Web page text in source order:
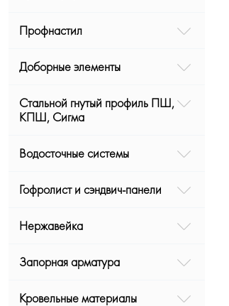
Профнастил
Доборные элементы
Стальной гнутый профиль ПШ,
КПШ, Сигма
Водосточные системы
Гофролист и сэндвич-панели
Нержавейка
Запорная арматура
Кровельные материалы